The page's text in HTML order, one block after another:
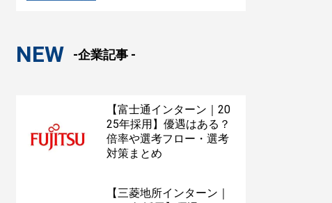
NEW -企業記事 -
【富士通インターン｜20
25年採用】優遇はある？
倍率や選考フロー・選考
対策まとめ
【三菱地所インターン｜